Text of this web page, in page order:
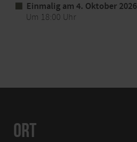
Einmalig am 4. Oktober 2026
Um 18:00 Uhr
ORT